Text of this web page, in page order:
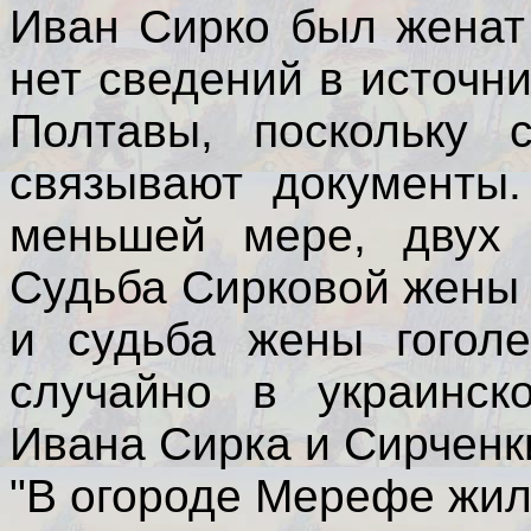
Иван Сирко был
нет сведений в
Полтавы,
связывают
меньшей мере, двух
Судьба Сирковой жены
и судьба жены
случайно в
Ивана Сирка и
"В огороде Мерефе